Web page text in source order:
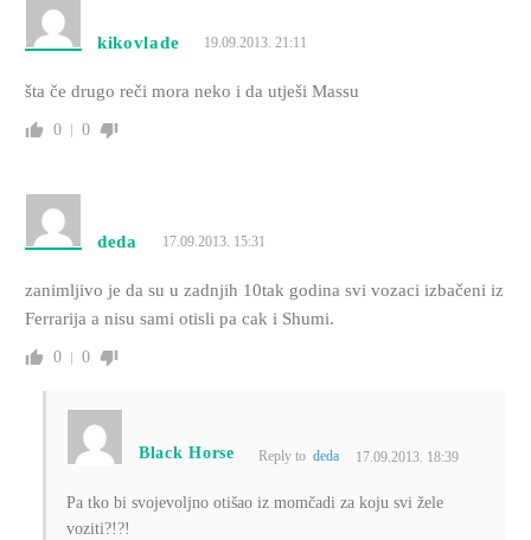
kikovlade 19.09.2013. 21:11
šta če drugo reči mora neko i da utješi Massu
0 0
deda 17.09.2013. 15:31
zanimljivo je da su u zadnjih 10tak godina svi vozaci izbačeni iz
Ferrarija a nisu sami otisli pa cak i Shumi.
0 0
Black Horse Reply to deda 17.09.2013. 18:39
Pa tko bi svojevoljno otišao iz momčadi za koju svi žele
voziti?!?!